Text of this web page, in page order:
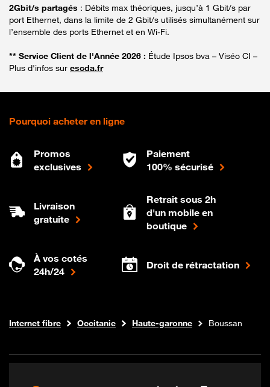
2Gbit/s partagés : Débits max théoriques, jusqu’à 1 Gbit/s par
port Ethernet, dans la limite de 2 Gbit/s utilisés simultanément sur
l’ensemble des ports Ethernet et en Wi-Fi.
** Service Client de l'Année 2026 : Étude Ipsos bva – Viséo CI –
Plus d'infos sur escda.fr
Pourquoi acheter en ligne
Promos
exclusives
Paiement
100% sécurisé
Livraison
gratuite
Retrait sous 2h
d'un mobile en
boutique
À vos cotés
24h/24
Droit de rétractation
Boutique Orange
Internet fibre Occitanie Haute-garonne Boussan